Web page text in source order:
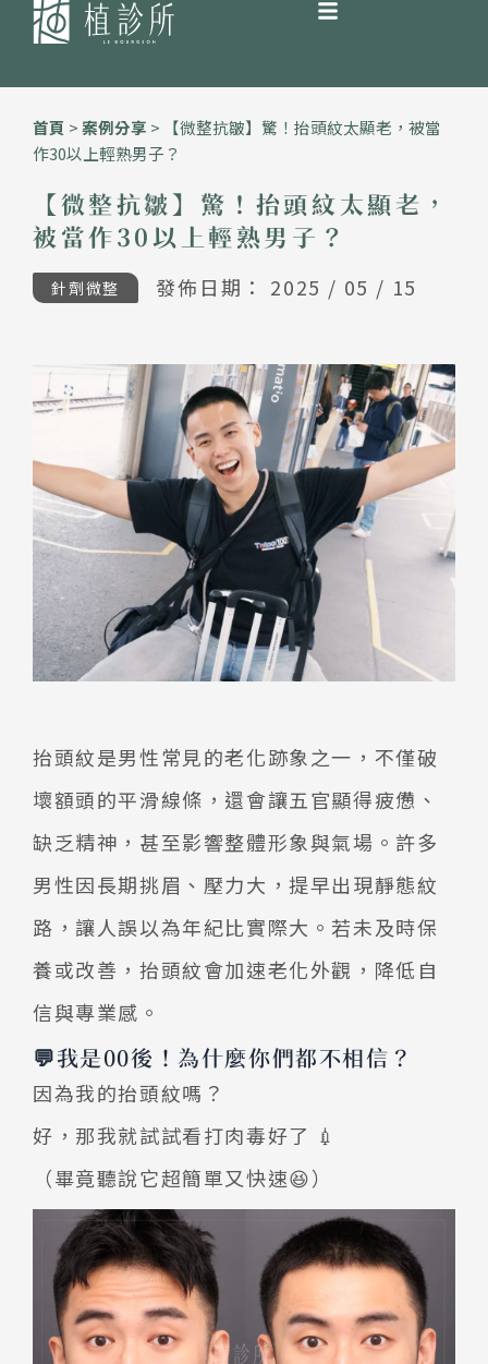
首頁 >案例分享 >
【微整抗皺】驚！抬頭紋太顯老，被當
作30以上輕熟男子？
【微整抗皺】驚！抬頭紋太顯老，
被當作30以上輕熟男子？
針劑微整 發佈日期： 2025 / 05 / 15
抬頭紋是男性常見的老化跡象之一，不僅破
壞額頭的平滑線條，還會讓五官顯得疲憊、
缺乏精神，甚至影響整體形象與氣場。許多
男性因長期挑眉、壓力大，提早出現靜態紋
路，讓人誤以為年紀比實際大。若未及時保
養或改善，抬頭紋會加速老化外觀，降低自
信與專業感。
💬我是00後！為什麼你們都不相信？
因為我的抬頭紋嗎？
好，那我就試試看打肉毒好了 💉
（畢竟聽說它超簡單又快速😆）